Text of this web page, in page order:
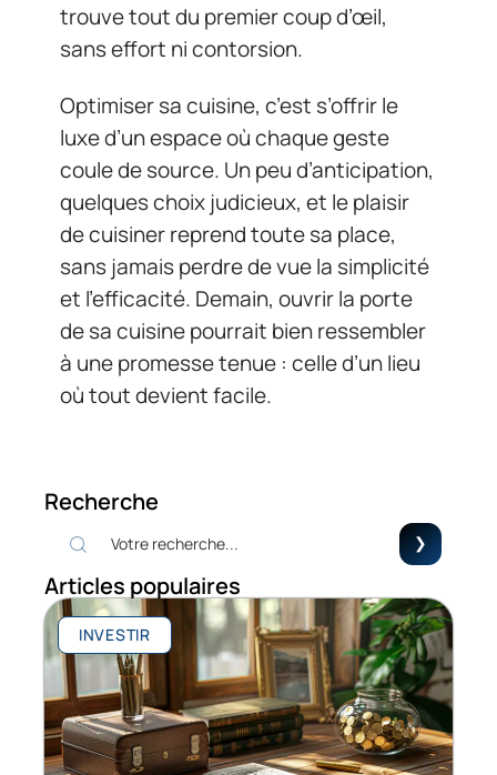
trouve tout du premier coup d’œil,
sans effort ni contorsion.
Optimiser sa cuisine, c’est s’offrir le
luxe d’un espace où chaque geste
coule de source. Un peu d’anticipation,
quelques choix judicieux, et le plaisir
de cuisiner reprend toute sa place,
sans jamais perdre de vue la simplicité
et l’efficacité. Demain, ouvrir la porte
de sa cuisine pourrait bien ressembler
à une promesse tenue : celle d’un lieu
où tout devient facile.
Recherche
Articles populaires
INVESTIR